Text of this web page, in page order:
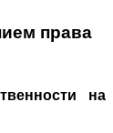
права
на